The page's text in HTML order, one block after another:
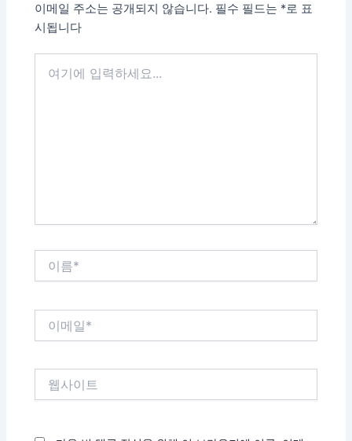
이메일 주소는 공개되지 않습니다. 필수 필드는 *로 표
시됩니다